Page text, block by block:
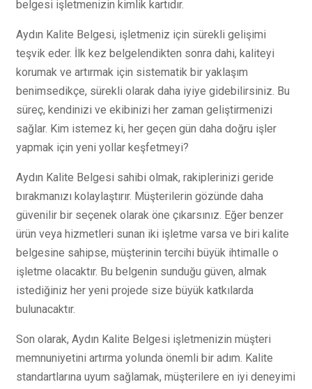
belgesi işletmenizin kimlik kartıdır.
Aydın Kalite Belgesi, işletmeniz için sürekli gelişimi
teşvik eder. İlk kez belgelendikten sonra dahi, kaliteyi
korumak ve artırmak için sistematik bir yaklaşım
benimsedikçe, sürekli olarak daha iyiye gidebilirsiniz. Bu
süreç, kendinizi ve ekibinizi her zaman geliştirmenizi
sağlar. Kim istemez ki, her geçen gün daha doğru işler
yapmak için yeni yollar keşfetmeyi?
Aydın Kalite Belgesi sahibi olmak, rakiplerinizi geride
bırakmanızı kolaylaştırır. Müşterilerin gözünde daha
güvenilir bir seçenek olarak öne çıkarsınız. Eğer benzer
ürün veya hizmetleri sunan iki işletme varsa ve biri kalite
belgesine sahipse, müşterinin tercihi büyük ihtimalle o
işletme olacaktır. Bu belgenin sunduğu güven, almak
istediğiniz her yeni projede size büyük katkılarda
bulunacaktır.
Son olarak, Aydın Kalite Belgesi işletmenizin müşteri
memnuniyetini artırma yolunda önemli bir adım. Kalite
standartlarına uyum sağlamak, müşterilere en iyi deneyimi